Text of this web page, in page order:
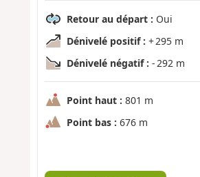
Retour au départ : Oui
Dénivelé positif : + 295 m
Dénivelé négatif : - 292 m
Point haut : 801 m
Point bas : 676 m